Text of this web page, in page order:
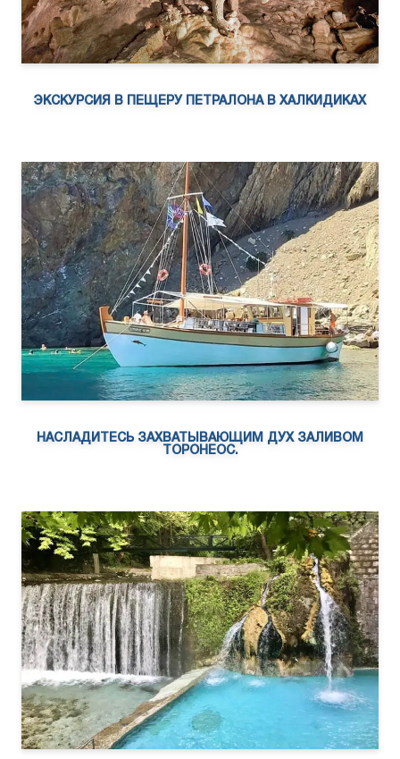
ЭКСКУРСИЯ В ПЕЩЕРУ ПЕТРАЛОНА В ХАЛКИДИКАХ
НАСЛАДИТЕСЬ ЗАХВАТЫВАЮЩИМ ДУХ ЗАЛИВОМ
ТОРОНЕОС.